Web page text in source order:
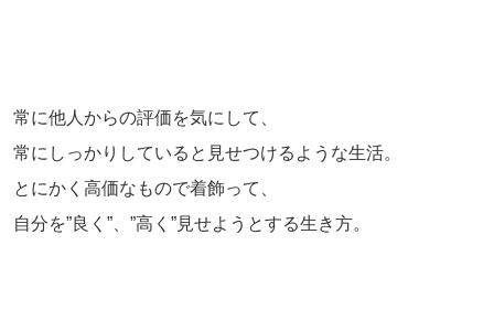
常に他人からの評価を気にして、
常にしっかりしていると見せつけるような生活。
とにかく高価なもので着飾って、
自分を”良く”、”高く”見せようとする生き方。